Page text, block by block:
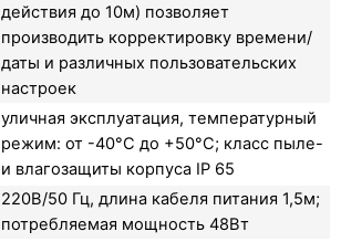
действия до 10м) позволяет
производить корректировку времени/
даты и различных пользовательских
настроек
уличная эксплуатация, температурный
режим: от -40°C до +50°C; класс пыле-
и влагозащиты корпуса IP 65
220В/50 Гц, длина кабеля питания 1,5м;
потребляемая мощность 48Вт